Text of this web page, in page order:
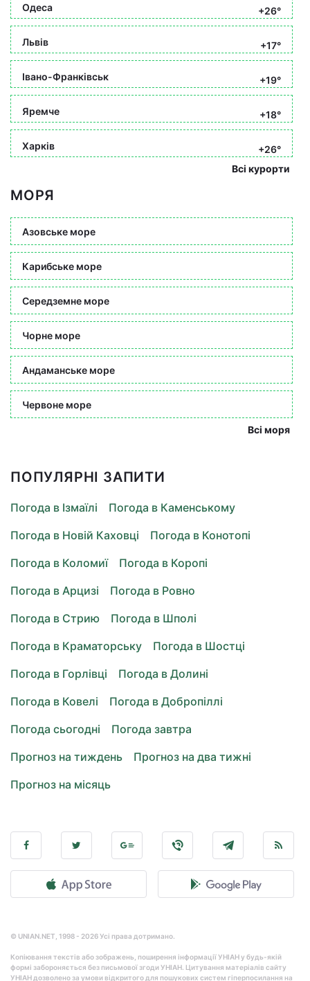
Одеса +26°
Львів +17°
Івано-Франківськ +19°
Яремче +18°
Харків
+26°
Всі курорти
МОРЯ
Азовське море
Карибське море
Середземне море
Чорне море
Андаманське море
Червоне море
Всі моря
ПОПУЛЯРНІ ЗАПИТИ
Погода в Ізмаїлі
Погода в Каменському
Погода в Новій Каховці
Погода в Конотопі
Погода в Коломиї
Погода в Коропі
Погода в Арцизі
Погода в Ровно
Погода в Стрию
Погода в Шполі
Погода в Краматорську
Погода в Шостці
Погода в Горлівці
Погода в Долині
Погода в Ковелі
Погода в Добропіллі
Погода сьогодні
Погода завтра
Прогноз на тиждень
Прогноз на два тижні
Прогноз на місяць
© UNIAN.NET, 1998 - 2026 Усі права дотримано.
Копіювання текстів або зображень, поширення інформації УНІАН у будь-якій
формі забороняється без письмової згоди УНІАН. Цитування матеріалів сайту
УНІАН дозволено за умови відкритого для пошукових систем гіперпосилання на